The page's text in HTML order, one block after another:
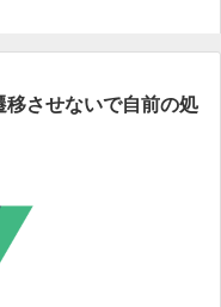
させないで自前の処